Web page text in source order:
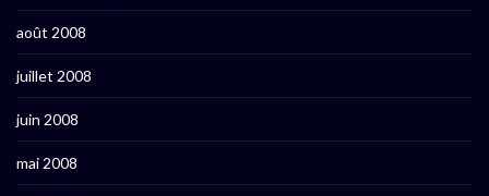
août 2008
juillet 2008
juin 2008
mai 2008